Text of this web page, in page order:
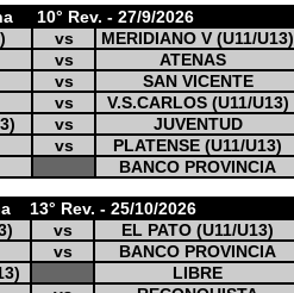
10° Rev. - 27/9/2026
vs
MERIDIANO V (U11/U13)
vs
ATENAS
vs
SAN VICENTE
vs
V.S.CARLOS (U11/U13)
vs
JUVENTUD
vs
PLATENSE (U11/U13)
BANCO PROVINCIA
13° Rev. - 25/10/2026
vs
EL PATO (U11/U13)
vs
BANCO PROVINCIA
LIBRE